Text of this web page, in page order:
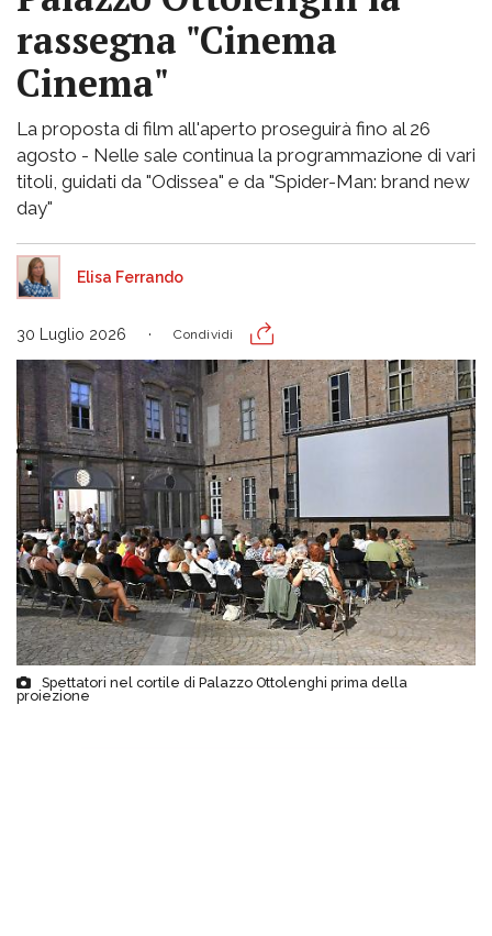
rassegna "Cinema
Cinema"
La proposta di film all'aperto proseguirà fino al 26
agosto - Nelle sale continua la programmazione di vari
titoli, guidati da "Odissea" e da "Spider-Man: brand new
day"
Elisa Ferrando
30 Luglio 2026 Condividi
Spettatori nel cortile di Palazzo Ottolenghi prima della
proiezione